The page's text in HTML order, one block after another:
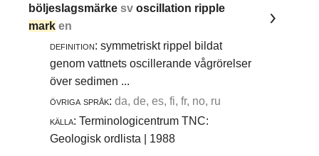
böljeslagsmärkesvoscillation ripple
mark en
definition: symmetriskt rippel bildat
genom vattnets oscillerande vågrörelser
över sedimen ...
övriga språk: da, de, es, fi, fr, no, ru
källa: Terminologicentrum TNC:
Geologisk ordlista | 1988